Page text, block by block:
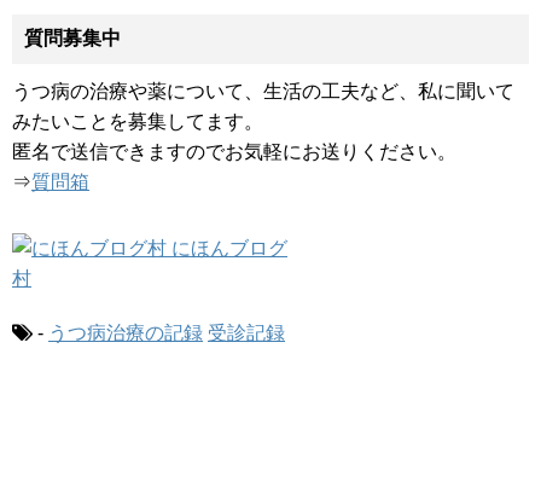
質問募集中
うつ病の治療や薬について、生活の工夫など、私に聞いて
みたいことを募集してます。
匿名で送信できますのでお気軽にお送りください。
⇒質問箱
- うつ病治療の記録 受診記録